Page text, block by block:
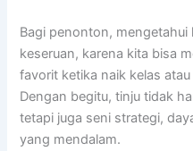
Bagi penonton,
keseruan, karena kita bisa
favorit ketika naik kelas
Dengan begitu, tinju tidak
tetapi juga seni strategi,
yang mendalam.